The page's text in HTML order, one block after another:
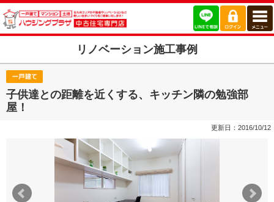
リノベーション施工事例
子供達との距離を近くする、キッチン隣の勉強部
屋！
更新日：2016/10/12